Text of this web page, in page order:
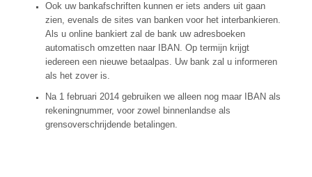
Ook uw bankafschriften kunnen er iets anders uit gaan
zien, evenals de sites van banken voor het interbankieren.
Als u online bankiert zal de bank uw adresboeken
automatisch omzetten naar IBAN. Op termijn krijgt
iedereen een nieuwe betaalpas. Uw bank zal u informeren
als het zover is.
Na 1 februari 2014 gebruiken we alleen nog maar IBAN als
rekeningnummer, voor zowel binnenlandse als
grensoverschrijdende betalingen.